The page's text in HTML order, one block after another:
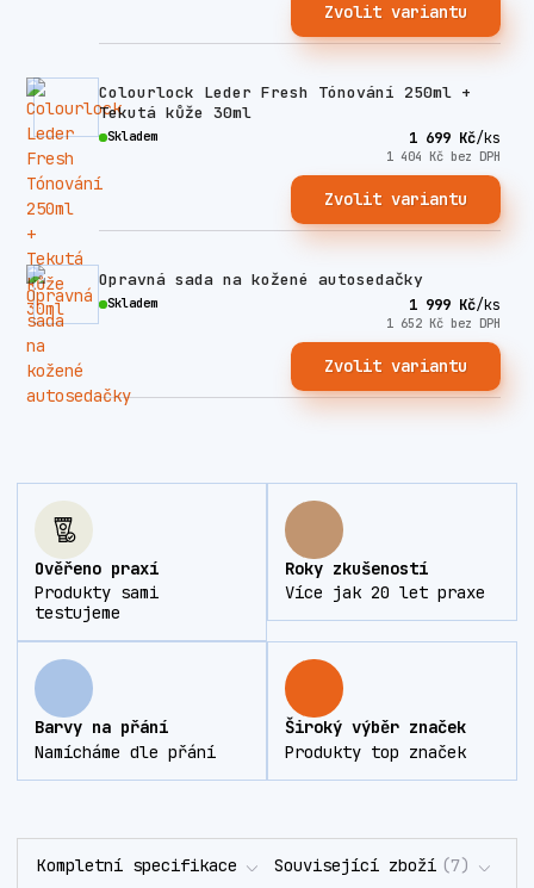
Zvolit variantu
Colourlock Leder Fresh Tónování 250ml +
Tekutá kůže 30ml
1 699 Kč/ks
1 404 Kč bez DPH
Skladem
Zvolit variantu
Opravná sada na kožené autosedačky
1 999 Kč/ks
1 652 Kč bez DPH
Skladem
Zvolit variantu
Ověřeno praxí
Produkty sami
testujeme
Roky zkušeností
Více jak 20 let praxe
Barvy na přání
Namícháme dle přání
Široký výběr značek
Produkty top značek
Kompletní specifikace Související zboží 7